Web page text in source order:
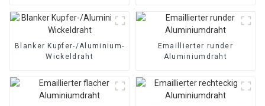
Blanker Kupfer-/Aluminium-
Wickeldraht
Emaillierter runder
Aluminiumdraht